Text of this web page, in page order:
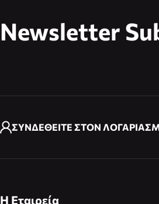
Newsletter
ΣΥΝΔΕΘΕΙΤΕ ΣΤΟΝ
Η Εταιρεία